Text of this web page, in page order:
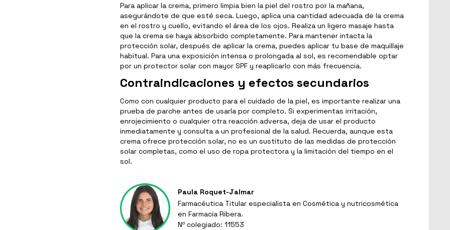
Para aplicar la crema, primero limpia bien la piel del rostro por la mañana,
asegurándote de que esté seca. Luego, aplica una cantidad adecuada de la crema
en el rostro y cuello, evitando el área de los ojos. Realiza un ligero masaje hasta
que la crema se haya absorbido completamente. Para mantener intacta la
protección solar, después de aplicar la crema, puedes aplicar tu base de maquillaje
habitual. Para una exposición intensa o prolongada al sol, es recomendable optar
por un protector solar con mayor SPF y reaplicarlo con más frecuencia.
Contraindicaciones y efectos secundarios
Como con cualquier producto para el cuidado de la piel, es importante realizar una
prueba de parche antes de usarla por completo. Si experimentas irritación,
enrojecimiento o cualquier otra reacción adversa, deja de usar el producto
inmediatamente y consulta a un profesional de la salud. Recuerda, aunque esta
crema ofrece protección solar, no es un sustituto de las medidas de protección
solar completas, como el uso de ropa protectora y la limitación del tiempo en el
sol.
Paula Roquet-Jalmar
Farmacéutica Titular especialista en Cosmética y nutricosmética
en Farmacia Ribera.
Nº colegiado: 11553